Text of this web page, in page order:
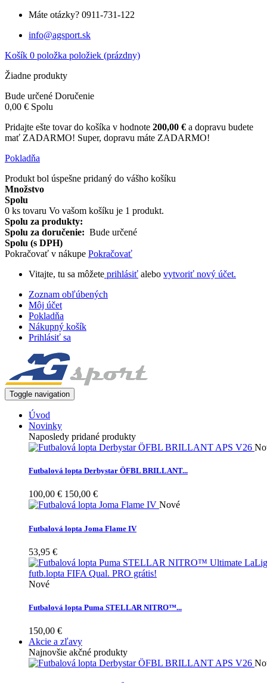
Máte otázky? 0911-731-122
info@agsport.sk
Košík 0 položka položiek (prázdny)
Žiadne produkty
Bude určené Doručenie
0,00 € Spolu
Pridajte ešte tovar do košíka v hodnote 200,00 € a dopravu budete
mať ZADARMO! Super, dopravu máte ZADARMO!
Pokladňa
Produkt bol úspešne pridaný do vášho košíku
Množstvo
Spolu
0 ks tovaru Vo vašom košíku je 1 produkt.
Spolu za produkty:
Spolu za doručenie: Bude určené
Spolu (s DPH)
Pokračovať v nákupe Pokračovať
Vitajte, tu sa môžete prihlásiť alebo vytvoriť nový účet.
Zoznam obľúbených
Môj účet
Pokladňa
Nákupný košík
Prihlásiť sa
Toggle navigation
Úvod
Novinky
Naposledy pridané produkty
Futbalová lopta Derbystar ÖFBL BRILLANT...
100,00 € 150,00 €
Nové
Futbalová lopta Joma Flame IV
53,95 €
Nové
Futbalová lopta Puma STELLAR NITRO™...
150,00 €
Akcie a zľavy
Najnovšie akčné produkty